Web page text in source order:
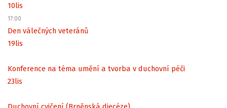
10lis
17:00
Den válečných veteránů
19lis
Konference na téma umění a tvorba v duchovní péči
23lis